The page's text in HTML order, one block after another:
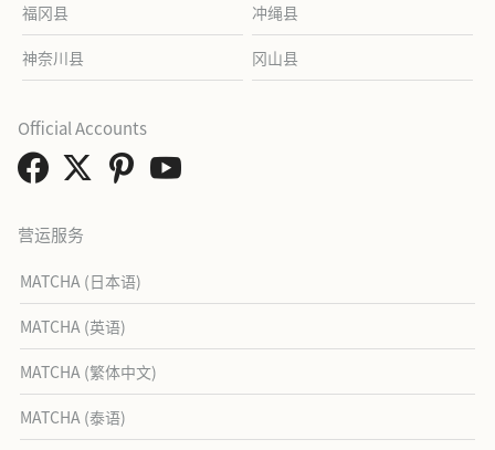
福冈县 冲绳县
神奈川县 冈山县
营运服务
MATCHA (日本语)
MATCHA (英语)
MATCHA (繁体中文)
MATCHA (泰语)
Official Accounts